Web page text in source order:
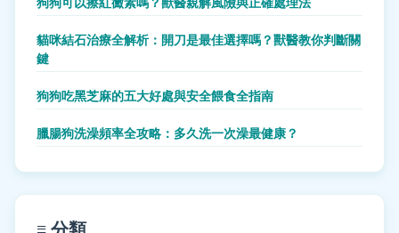
貓咪結石治療全解析：開刀是最佳選擇嗎？獸醫教你判斷關
鍵
狗狗吃黑芝麻的五大好處與安全餵食全指南
臘腸狗洗澡頻率全攻略：多久洗一次澡最健康？